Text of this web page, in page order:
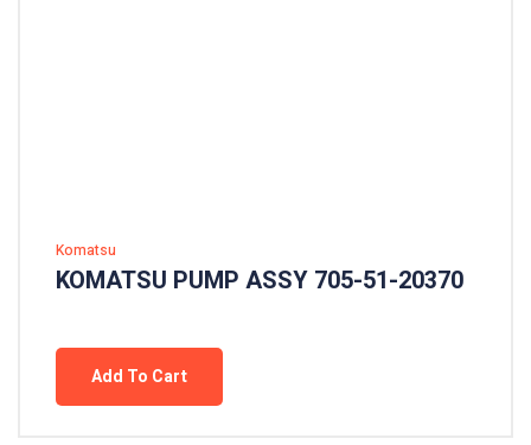
Komatsu
KOMATSU PUMP ASSY 705-51-20370
Add To Cart